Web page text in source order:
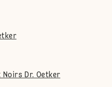
Noirs Dr. Oetker